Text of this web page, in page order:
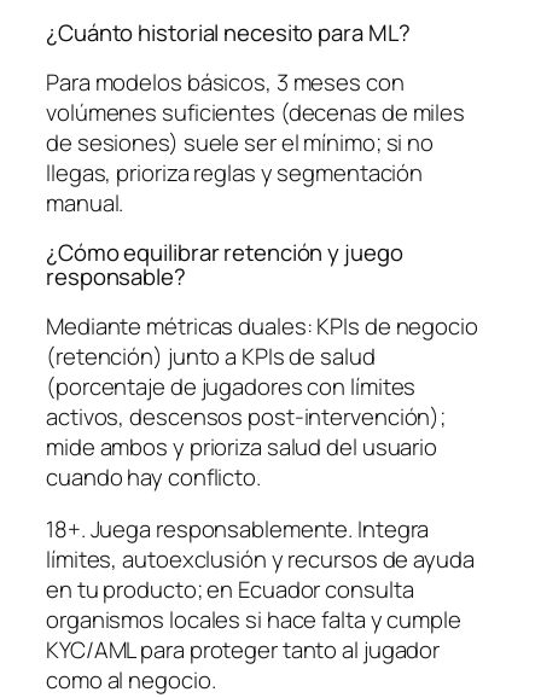
¿Cuánto historial necesito para ML?
Para modelos básicos, 3 meses con
volúmenes suficientes (decenas de miles
de sesiones) suele ser el mínimo; si no
llegas, prioriza reglas y segmentación
manual.
¿Cómo equilibrar retención y juego
responsable?
Mediante métricas duales: KPIs de negocio
(retención) junto a KPIs de salud
(porcentaje de jugadores con límites
activos, descensos post-intervención);
mide ambos y prioriza salud del usuario
cuando hay conflicto.
18+. Juega responsablemente. Integra
límites, autoexclusión y recursos de ayuda
en tu producto; en Ecuador consulta
organismos locales si hace falta y cumple
KYC/AML para proteger tanto al jugador
como al negocio.